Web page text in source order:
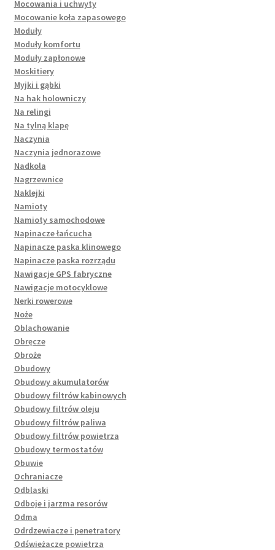
Mocowania i uchwyty
Mocowanie koła zapasowego
Moduły
Moduły komfortu
Moduły zapłonowe
Moskitiery
Myjki i gąbki
Na hak holowniczy
Na relingi
Na tylną klapę
Naczynia
Naczynia jednorazowe
Nadkola
Nagrzewnice
Naklejki
Namioty
Namioty samochodowe
Napinacze łańcucha
Napinacze paska klinowego
Napinacze paska rozrządu
Nawigacje GPS fabryczne
Nawigacje motocyklowe
Nerki rowerowe
Noże
Oblachowanie
Obręcze
Obroże
Obudowy
Obudowy akumulatorów
Obudowy filtrów kabinowych
Obudowy filtrów oleju
Obudowy filtrów paliwa
Obudowy filtrów powietrza
Obudowy termostatów
Obuwie
Ochraniacze
Odblaski
Odboje i jarzma resorów
Odma
Odrdzewiacze i penetratory
Odświeżacze powietrza